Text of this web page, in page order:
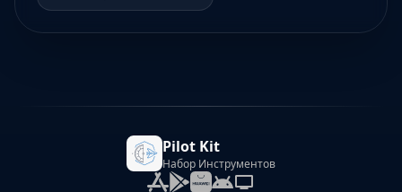
Pilot Kit
Набор Инструментов